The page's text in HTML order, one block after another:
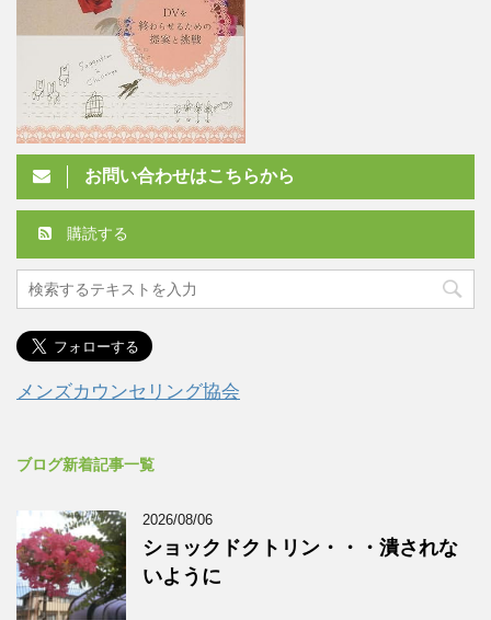
お問い合わせはこちらから
購読する
メンズカウンセリング協会
ブログ新着記事一覧
2026/08/06
ショックドクトリン・・・潰されな
いように